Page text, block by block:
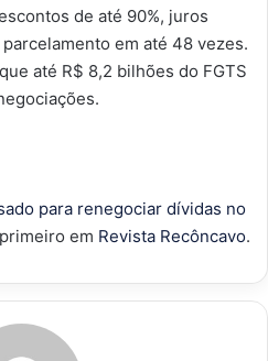
de até 90%, juros
em até 48 vezes.
até R$ 8,2 bilhões do FGTS
para renegociar dívidas no
em Revista Recôncavo.